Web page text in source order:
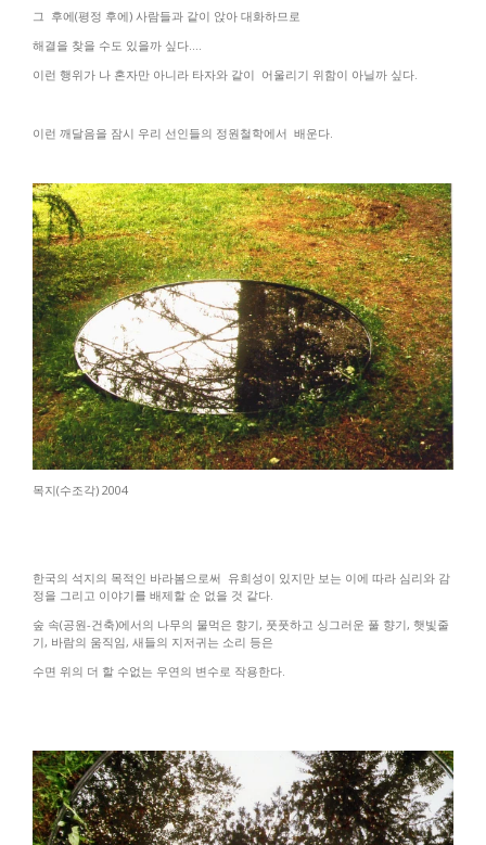
그 후에(평정 후에) 사람들과 같이 앉아 대화하므로
해결을 찾을 수도 있을까 싶다....
이런 행위가 나 혼자만 아니라 타자와 같이 어울리기 위함이 아닐까 싶다.
이런 깨달음을 잠시 우리 선인들의 정원철학에서 배운다.
목지(수조각) 2004
한국의 석지의 목적인 바라봄으로써 유희성이 있지만 보는 이에 따라 심리와 감
정을 그리고 이야기를 배제할 순 없을 것 같다.
숲 속(공원-건축)에서의 나무의 물먹은 향기, 풋풋하고 싱그러운 풀 향기, 햇빛줄
기, 바람의 움직임, 새들의 지저귀는 소리 등은
수면 위의 더 할 수없는 우연의 변수로 작용한다.